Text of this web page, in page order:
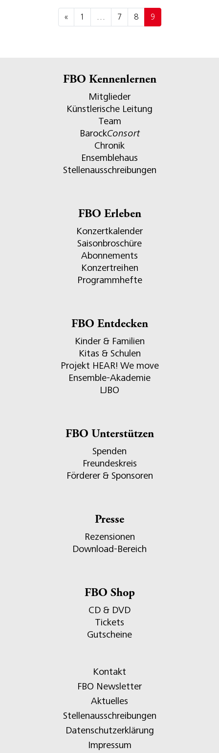
Posts navigation
« 1 … 7 8 9
FBO Kennenlernen
Mitglieder
Künstlerische Leitung
Team
BarockConsort
Chronik
Ensemblehaus
Stellenausschreibungen
FBO Erleben
Konzertkalender
Saisonbroschüre
Abonnements
Konzertreihen
Programmhefte
FBO Entdecken
Kinder & Familien
Kitas & Schulen
Projekt HEAR! We move
Ensemble-Akademie
LJBO
FBO Unterstützen
Spenden
Freundeskreis
Förderer & Sponsoren
Presse
Rezensionen
Download-Bereich
FBO Shop
CD & DVD
Tickets
Gutscheine
Kontakt
FBO Newsletter
Aktuelles
Stellenausschreibungen
Datenschutzerklärung
Impressum